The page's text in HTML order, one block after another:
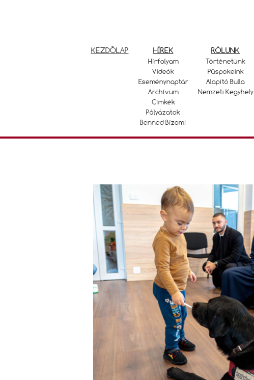
KEZDŐLAP HÍREK
Hírfolyam
Videók
Eseménynaptár
Archívum
Címkék
Pályázatok
Benned Bízom!
RÓLUNK
Történetünk
Püspökeink
Alapító Bulla
Nemzeti Kegyhely